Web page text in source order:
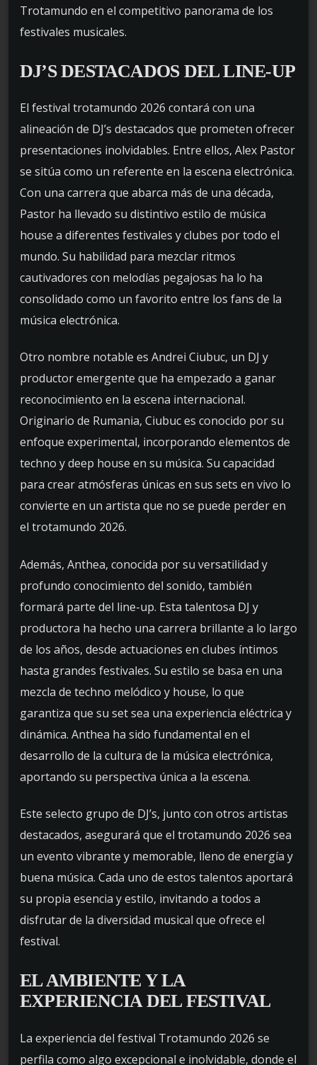
Trotamundo en el competitivo panorama de los
festivales musicales.
DJ’S DESTACADOS DEL LINE-UP
El festival trotamundo 2026 contará con una
alineación de DJ’s destacados que prometen ofrecer
presentaciones inolvidables. Entre ellos, Alex Pastor
se sitúa como un referente en la escena electrónica.
Con una carrera que abarca más de una década,
Pastor ha llevado su distintivo estilo de música
house a diferentes festivales y clubes por todo el
mundo. Su habilidad para mezclar ritmos
cautivadores con melodías pegajosas ha lo ha
consolidado como un favorito entre los fans de la
música electrónica.
Otro nombre notable es Andrei Ciubuc, un DJ y
productor emergente que ha empezado a ganar
reconocimiento en la escena internacional.
Originario de Rumania, Ciubuc es conocido por su
enfoque experimental, incorporando elementos de
techno y deep house en su música. Su capacidad
para crear atmósferas únicas en sus sets en vivo lo
convierte en un artista que no se puede perder en
el trotamundo 2026.
Además, Anthea, conocida por su versatilidad y
profundo conocimiento del sonido, también
formará parte del line-up. Esta talentosa DJ y
productora ha hecho una carrera brillante a lo largo
de los años, desde actuaciones en clubes íntimos
hasta grandes festivales. Su estilo se basa en una
mezcla de techno melódico y house, lo que
garantiza que su set sea una experiencia eléctrica y
dinámica. Anthea ha sido fundamental en el
desarrollo de la cultura de la música electrónica,
aportando su perspectiva única a la escena.
Este selecto grupo de DJ’s, junto con otros artistas
destacados, asegurará que el trotamundo 2026 sea
un evento vibrante y memorable, lleno de energía y
buena música. Cada uno de estos talentos aportará
su propia esencia y estilo, invitando a todos a
disfrutar de la diversidad musical que ofrece el
festival.
EL AMBIENTE Y LA
EXPERIENCIA DEL FESTIVAL
La experiencia del festival Trotamundo 2026 se
perfila como algo excepcional e inolvidable, donde el